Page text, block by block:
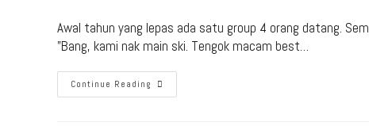
Awal tahun yang lepas ada satu group 4 orang datang.
"Bang, kami nak main ski. Tengok macam best…
Continue Reading